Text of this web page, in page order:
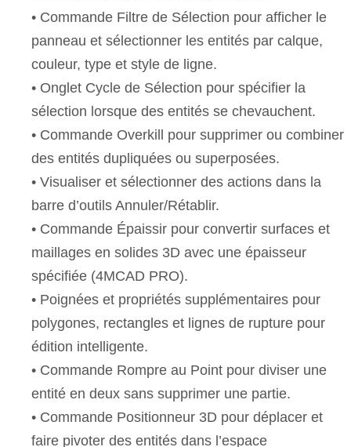
• Commande Filtre de Sélection pour afficher le
panneau et sélectionner les entités par calque,
couleur, type et style de ligne.
• Onglet Cycle de Sélection pour spécifier la
sélection lorsque des entités se chevauchent.
• Commande Overkill pour supprimer ou combiner
des entités dupliquées ou superposées.
• Visualiser et sélectionner des actions dans la
barre d’outils Annuler/Rétablir.
• Commande Épaissir pour convertir surfaces et
maillages en solides 3D avec une épaisseur
spécifiée (4MCAD PRO).
• Poignées et propriétés supplémentaires pour
polygones, rectangles et lignes de rupture pour
édition intelligente.
• Commande Rompre au Point pour diviser une
entité en deux sans supprimer une partie.
• Commande Positionneur 3D pour déplacer et
faire pivoter des entités dans l’espace